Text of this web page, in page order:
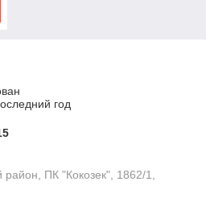
год
район, ПК "Кокозек", 1862/1,